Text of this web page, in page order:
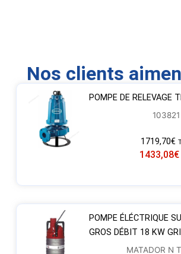
Nos clients
POMPE DE RELEVAGE
103821
1719,70€
1433,08€
POMPE ÉLÉCTRIQUE
GROS DÉBIT 18 KW
MATADOR N